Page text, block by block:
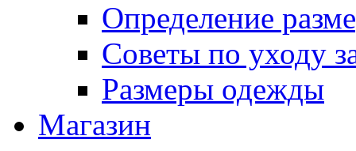
Определение
Советы по уходу
Размеры одежды
Магазин